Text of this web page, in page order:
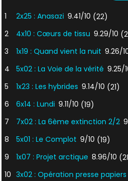
1 2x25 : Anasazi 9.41/10 (22)
2
4x10 : Cœurs de tissu 9.29/10
3
1x19 : Quand vient la nuit 9.26/
4
5x02 : La Voie de la vérité 9.25/
5
1x23 : Les hybrides 9.14/10 (21)
6
6x14 : Lundi 9.11/10 (19)
7
7x02 : La 6ème extinction 2/2
8
5x01 : Le Complot 9/10 (19)
9
1x07 : Projet arctique 8.96/10
10 3x02 : Opération presse papiers